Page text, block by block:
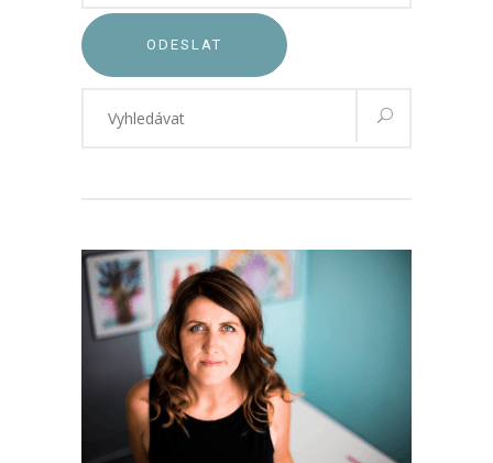
ODESLAT